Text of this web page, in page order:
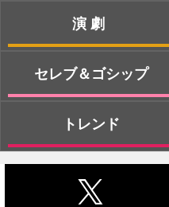
演劇
セレブ＆ゴシップ
トレンド